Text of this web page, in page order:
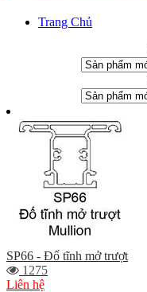
Trang Chủ
SP66 - Đố tĩnh mở trượt
1275
Liên hệ